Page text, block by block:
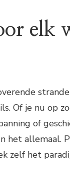
elk
Of je nu op
of
het allemaal.
zelf het